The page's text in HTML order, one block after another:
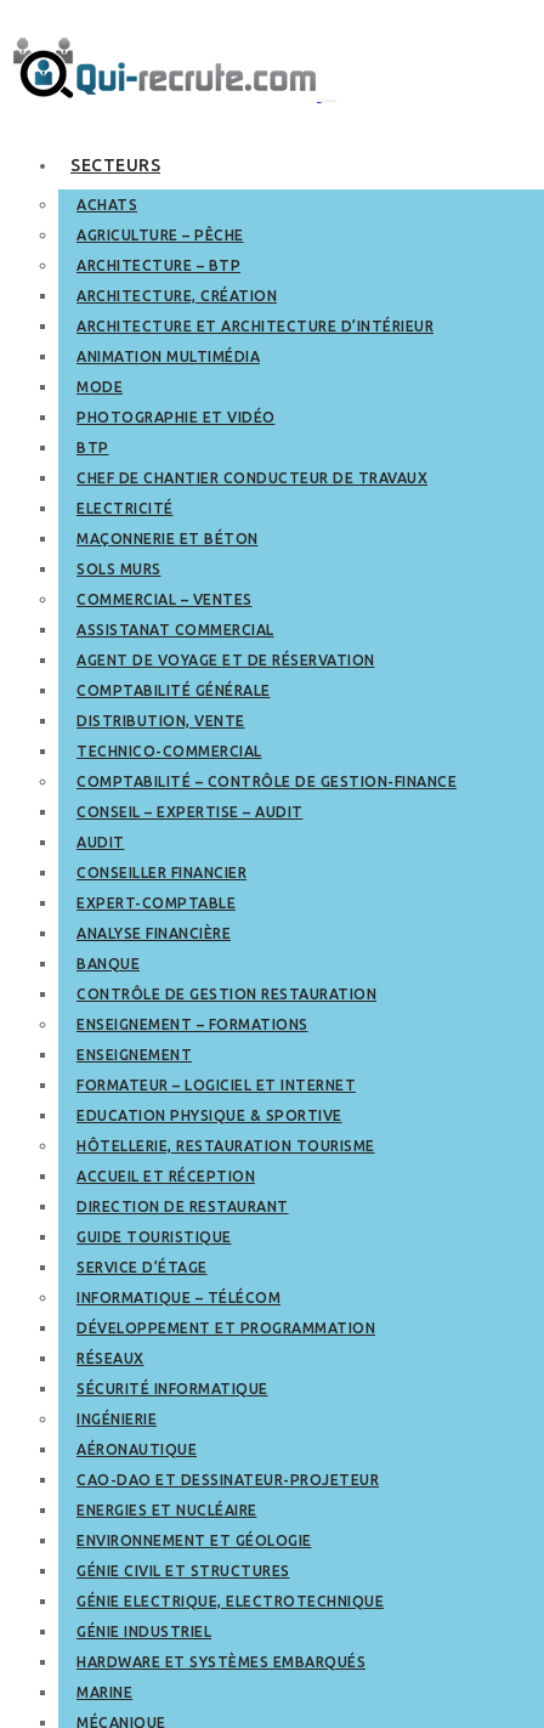
SECTEURS
ACHATS
AGRICULTURE – PÊCHE
ARCHITECTURE – BTP
ARCHITECTURE, CRÉATION
ARCHITECTURE ET ARCHITECTURE D’INTÉRIEUR
ANIMATION MULTIMÉDIA
MODE
PHOTOGRAPHIE ET VIDÉO
BTP
CHEF DE CHANTIER CONDUCTEUR DE TRAVAUX
ELECTRICITÉ
MAÇONNERIE ET BÉTON
SOLS MURS
COMMERCIAL – VENTES
ASSISTANAT COMMERCIAL
AGENT DE VOYAGE ET DE RÉSERVATION
COMPTABILITÉ GÉNÉRALE
DISTRIBUTION, VENTE
TECHNICO-COMMERCIAL
COMPTABILITÉ – CONTRÔLE DE GESTION-FINANCE
CONSEIL – EXPERTISE – AUDIT
AUDIT
CONSEILLER FINANCIER
EXPERT-COMPTABLE
ANALYSE FINANCIÈRE
BANQUE
CONTRÔLE DE GESTION RESTAURATION
ENSEIGNEMENT – FORMATIONS
ENSEIGNEMENT
FORMATEUR – LOGICIEL ET INTERNET
EDUCATION PHYSIQUE & SPORTIVE
HÔTELLERIE, RESTAURATION TOURISME
ACCUEIL ET RÉCEPTION
DIRECTION DE RESTAURANT
GUIDE TOURISTIQUE
SERVICE D’ÉTAGE
INFORMATIQUE – TÉLÉCOM
DÉVELOPPEMENT ET PROGRAMMATION
RÉSEAUX
SÉCURITÉ INFORMATIQUE
INGÉNIERIE
AÉRONAUTIQUE
CAO-DAO ET DESSINATEUR-PROJETEUR
ENERGIES ET NUCLÉAIRE
ENVIRONNEMENT ET GÉOLOGIE
GÉNIE CIVIL ET STRUCTURES
GÉNIE ELECTRIQUE, ELECTROTECHNIQUE
GÉNIE INDUSTRIEL
HARDWARE ET SYSTÈMES EMBARQUÉS
MARINE
MÉCANIQUE